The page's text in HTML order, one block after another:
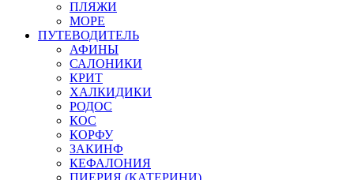
ПЛЯЖИ
МОРЕ
ПУТЕВОДИТЕЛЬ
АФИНЫ
САЛОНИКИ
КРИТ
ХАЛКИДИКИ
РОДОС
КОС
КОРФУ
ЗАКИНФ
КЕФАЛОНИЯ
ПИЕРИЯ (КАТЕРИНИ)